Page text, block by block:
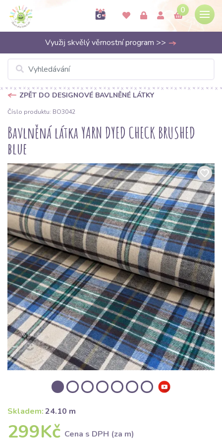
0
Využij skvělý věrnostní program >>
ZPĚT DO DESIGNOVÉ BAVLNĚNÉ LÁTKY
Číslo produktu: BO3042
Bavlněná látka YARN DYED CHECK BRUSHED
blue
Skladem:24.10 m
299Kč Cena s DPH (za m)